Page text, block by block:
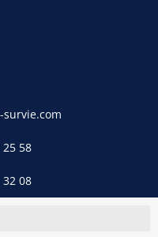
survie.com
25 58
32 08